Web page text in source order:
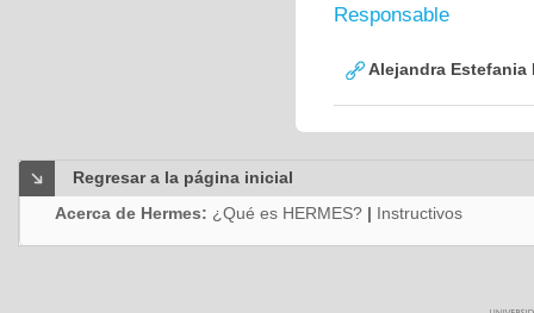
Responsable
Alejandra Estefania
Regresar a la página inicial
Acerca de Hermes: ¿Qué es HERMES? | Instructivos